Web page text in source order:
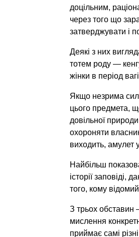
доцільним,
через того що
затверджувати і
Деякі з них
тотем роду —
жінки в період
Якщо незрима
цього предмета,
довільної
охороняти
виходить, амулет
Найбільш
історії заповіді,
того, кому
З трьох обставин
мислення
приймає самі